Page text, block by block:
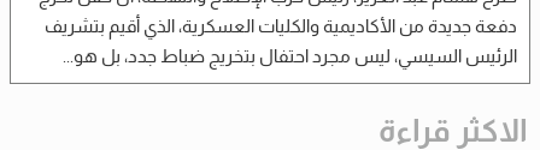
دفعة جديدة من الأكاديمية والكليات العسكرية، الذي أقيم بتشريف
الرئيس السيسي، ليس مجرد احتفال بتخريج ضباط جدد، بل هو...
الاكثر قراءة